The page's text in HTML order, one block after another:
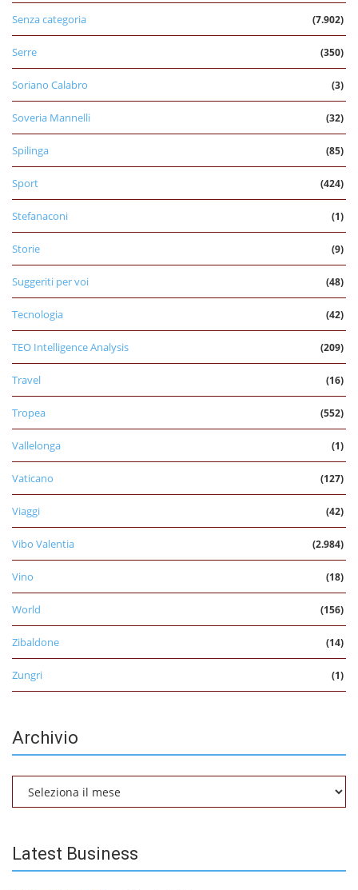
Senza categoria (7.902)
Serre (350)
Soriano Calabro (3)
Soveria Mannelli (32)
Spilinga (85)
Sport (424)
Stefanaconi (1)
Storie (9)
Suggeriti per voi (48)
Tecnologia (42)
TEO Intelligence Analysis (209)
Travel (16)
Tropea (552)
Vallelonga (1)
Vaticano (127)
Viaggi (42)
Vibo Valentia (2.984)
Vino (18)
World (156)
Zibaldone (14)
Zungri (1)
Archivio
Latest Business